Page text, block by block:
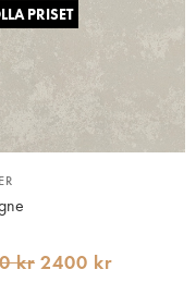
PRISET
kr 2400 kr